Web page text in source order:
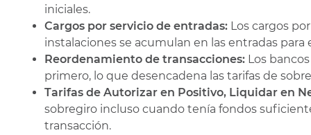
iniciales.
Cargos por servicio de entradas: Los cargos
instalaciones se acumulan en las entradas
Reordenamiento de transacciones: Los
primero, lo que desencadena las tarifas de
Tarifas de Autorizar en Positivo, Liquidar en
sobregiro incluso cuando tenía fondos
transacción.